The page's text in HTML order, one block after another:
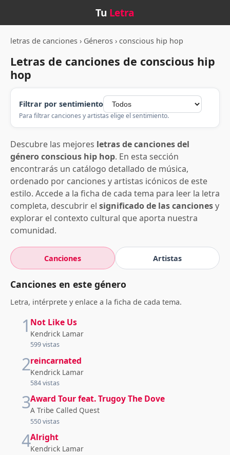
Tu Letra
letras de canciones › Géneros › conscious hip hop
Letras de canciones de conscious hip
hop
Filtrar por sentimiento
Para filtrar canciones y artistas elige el sentimiento.
Descubre las mejores letras de canciones del
género conscious hip hop. En esta sección
encontrarás un catálogo detallado de música,
ordenado por canciones y artistas icónicos de este
estilo. Accede a la ficha de cada tema para leer la letra
completa, descubrir el significado de las cancionesy
explorar el contexto cultural que aporta nuestra
comunidad.
Canciones Artistas
Canciones en este género
Letra, intérprete y enlace a la ficha de cada tema.
1 Not Like Us
Kendrick Lamar
599 vistas
2reincarnated
Kendrick Lamar
584 vistas
3Award Tour feat. Trugoy The Dove
A Tribe Called Quest
550 vistas
4Alright
Kendrick Lamar